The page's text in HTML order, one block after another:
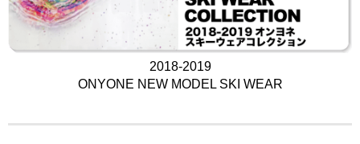
2018-2019
ONYONE NEW MODEL SKI WEAR